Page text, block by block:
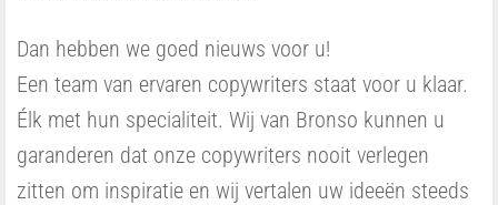
Dan hebben we goed nieuws voor u!
Een team van ervaren copywriters staat voor u klaar.
Élk met hun specialiteit. Wij van Bronso kunnen u
garanderen dat onze copywriters nooit verlegen
zitten om inspiratie en wij vertalen uw ideeën steeds